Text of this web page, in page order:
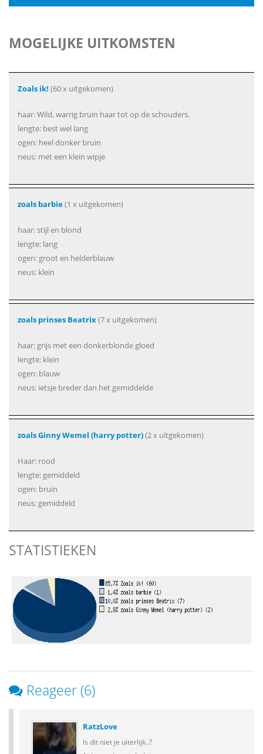
MOGELIJKE UITKOMSTEN
Zoals ik! (60 x uitgekomen)
haar: Wild, warrig bruin haar tot op de schouders.
lengte: best wel lang
ogen: heel donker bruin
neus: met een klein wipje
zoals barbie(1 x uitgekomen)
haar: stijl en blond
lengte: lang
ogen: groot en helderblauw
neus: klein
zoals prinses Beatrix(7 x uitgekomen)
haar: grijs met een donkerblonde gloed
lengte: klein
ogen: blauw
neus: ietsje breder dan het gemiddelde
zoals Ginny Wemel (harry potter)(2 x uitgekomen)
Haar: rood
lengte: gemiddeld
ogen: bruin
neus: gemiddeld
STATISTIEKEN
Reageer (6)
RatzLove
Is dit niet je uiterlijk..?